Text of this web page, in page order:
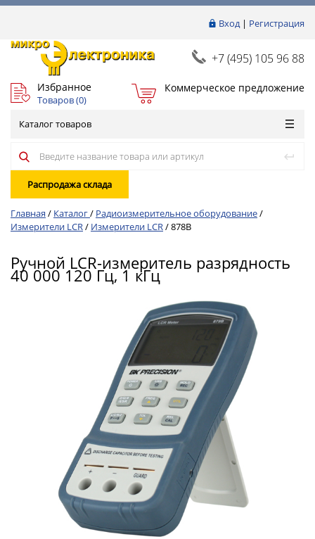
Вход| Регистрация
+7 (495) 105 96 88
Избранное
Товаров (0)
Коммерческое предложение
Каталог товаров
Распродажа склада
Главная / Каталог/ Радиоизмерительное оборудование/
Измерители LCR/ Измерители LCR/878B
Ручной LCR-измеритель разрядность
40 000 120 Гц, 1 кГц